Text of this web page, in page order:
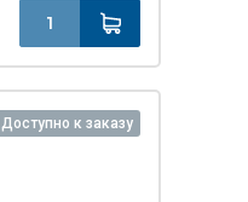
Доступно к заказу